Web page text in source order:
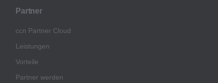
Partner
ccn Partner Cloud
Leistungen
Vorteile
Partner werden